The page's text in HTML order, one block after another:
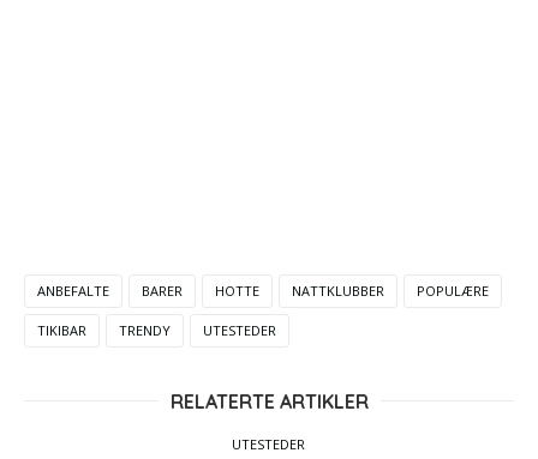
ANBEFALTE BARER HOTTE NATTKLUBBER POPULÆRE
TIKIBAR TRENDY UTESTEDER
RELATERTE ARTIKLER
UTESTEDER